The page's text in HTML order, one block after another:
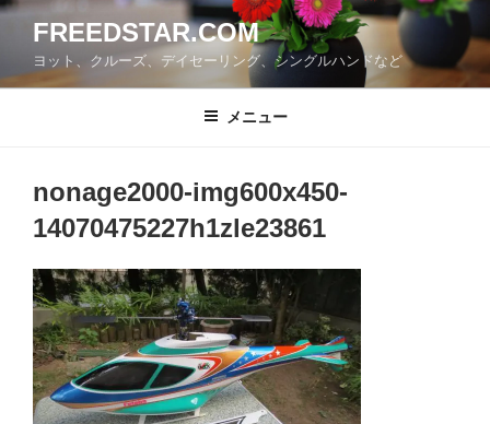
コ
ン
FREEDSTAR.COM
ヨット、クルーズ、デイセーリング、シングルハンドなど
メニュー
nonage2000-img600x450-
14070475227h1zle23861